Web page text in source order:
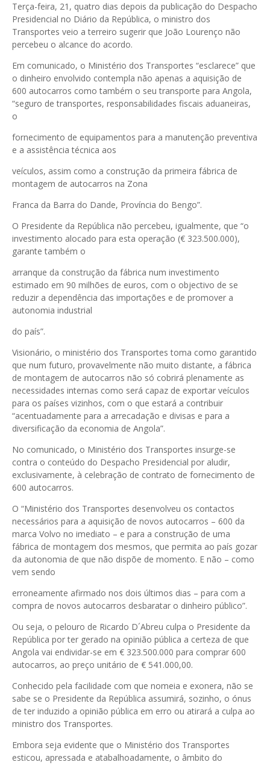
Terça-feira, 21, quatro dias depois da publicação do Despacho
Presidencial no Diário da República, o ministro dos
Transportes veio a terreiro sugerir que João Lourenço não
percebeu o alcance do acordo.
Em comunicado, o Ministério dos Transportes “esclarece” que
o dinheiro envolvido contempla não apenas a aquisição de
600 autocarros como também o seu transporte para Angola,
“seguro de transportes, responsabilidades fiscais aduaneiras,
o
fornecimento de equipamentos para a manutenção preventiva
e a assistência técnica aos
veículos, assim como a construção da primeira fábrica de
montagem de autocarros na Zona
Franca da Barra do Dande, Província do Bengo”.
O Presidente da República não percebeu, igualmente, que “o
investimento alocado para esta operação (€ 323.500.000),
garante também o
arranque da construção da fábrica num investimento
estimado em 90 milhões de euros, com o objectivo de se
reduzir a dependência das importações e de promover a
autonomia industrial
do país”.
Visionário, o ministério dos Transportes toma como garantido
que num futuro, provavelmente não muito distante, a fábrica
de montagem de autocarros não só cobrirá plenamente as
necessidades internas como será capaz de exportar veículos
para os países vizinhos, com o que estará a contribuir
“acentuadamente para a arrecadação e divisas e para a
diversificação da economia de Angola”.
No comunicado, o Ministério dos Transportes insurge-se
contra o conteúdo do Despacho Presidencial por aludir,
exclusivamente, à celebração de contrato de fornecimento de
600 autocarros.
O “Ministério dos Transportes desenvolveu os contactos
necessários para a aquisição de novos autocarros – 600 da
marca Volvo no imediato – e para a construção de uma
fábrica de montagem dos mesmos, que permita ao país gozar
da autonomia de que não dispõe de momento. E não – como
vem sendo
erroneamente afirmado nos dois últimos dias – para com a
compra de novos autocarros desbaratar o dinheiro público”.
Ou seja, o pelouro de Ricardo D´Abreu culpa o Presidente da
República por ter gerado na opinião pública a certeza de que
Angola vai endividar-se em € 323.500.000 para comprar 600
autocarros, ao preço unitário de € 541.000,00.
Conhecido pela facilidade com que nomeia e exonera, não se
sabe se o Presidente da República assumirá, sozinho, o ónus
de ter induzido a opinião pública em erro ou atirará a culpa ao
ministro dos Transportes.
Embora seja evidente que o Ministério dos Transportes
esticou, apressada e atabalhoadamente, o âmbito do